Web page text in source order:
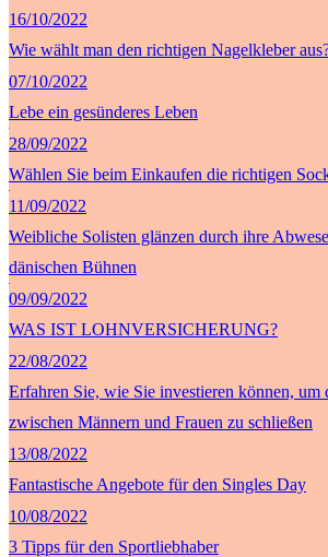
16/10/2022
Wie wählt man den richtigen Nagelkleber
07/10/2022
Lebe ein gesünderes Leben
28/09/2022
Wählen Sie beim Einkaufen die richtigen
11/09/2022
Weibliche Solisten glänzen durch ihre
dänischen Bühnen
09/09/2022
WAS IST LOHNVERSICHERUNG?
22/08/2022
Erfahren Sie, wie Sie investieren können, um
zwischen Männern und Frauen zu schließen
13/08/2022
Fantastische Angebote für den Singles Day
10/08/2022
3 Tipps für den Sportliebhaber